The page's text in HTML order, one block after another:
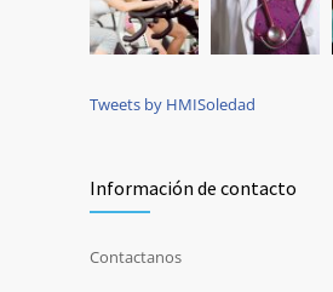
Tweets by HMISoledad
Información de contacto
Contactanos